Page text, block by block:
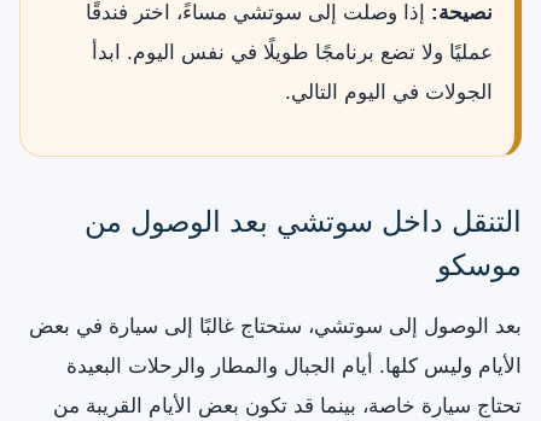
نصيحة: إذا وصلت إلى سوتشي مساءً، اختر فندقًا
عمليًا ولا تضع برنامجًا طويلًا في نفس اليوم. ابدأ
الجولات في اليوم التالي.
التنقل داخل سوتشي بعد الوصول من
موسكو
بعد الوصول إلى سوتشي، ستحتاج غالبًا إلى سيارة في بعض
الأيام وليس كلها. أيام الجبال والمطار والرحلات البعيدة
تحتاج سيارة خاصة، بينما قد تكون بعض الأيام القريبة من